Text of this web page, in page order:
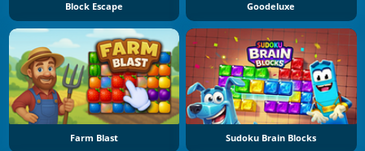
Block Escape Goodeluxe
Farm Blast Sudoku Brain Blocks